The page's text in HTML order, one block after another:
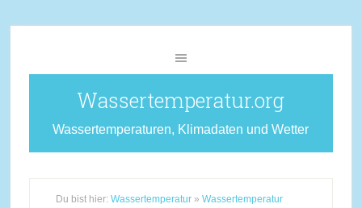
Wassertemperatur.org
Wassertemperaturen, Klimadaten und Wetter
Du bist hier: Wassertemperatur» Wassertemperatur